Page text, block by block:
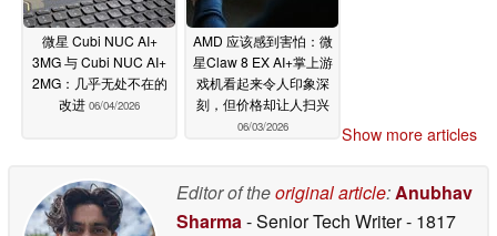
微星 Cubi NUC AI+
3MG 与 Cubi NUC AI+
2MG：几乎无处不在的
改进 06/04/2026
AMD 应该感到害怕：微
星Claw 8 EX AI+掌上游
戏机看起来令人印象深
刻，但价格却让人扫兴
06/03/2026 Show more articles
Editor of theoriginal article:Anubhav
Sharma- Senior Tech Writer- 1817